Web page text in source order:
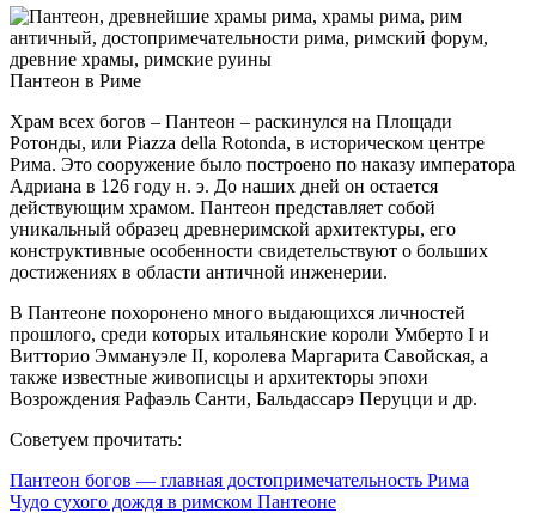
Пантеон в Риме
Храм всех богов – Пантеон – раскинулся на Площади
Ротонды, или Piazza della Rotonda, в историческом центре
Рима. Это сооружение было построено по наказу императора
Адриана в 126 году н. э. До наших дней он остается
действующим храмом. Пантеон представляет собой
уникальный образец древнеримской архитектуры, его
конструктивные особенности свидетельствуют о больших
достижениях в области античной инженерии.
В Пантеоне похоронено много выдающихся личностей
прошлого, среди которых итальянские короли Умберто I и
Витторио Эммануэле II, королева Маргарита Савойская, а
также известные живописцы и архитекторы эпохи
Возрождения Рафаэль Санти, Бальдассарэ Перуцци и др.
Советуем прочитать:
Пантеон богов — главная достопримечательность Рима
Чудо сухого дождя в римском Пантеоне